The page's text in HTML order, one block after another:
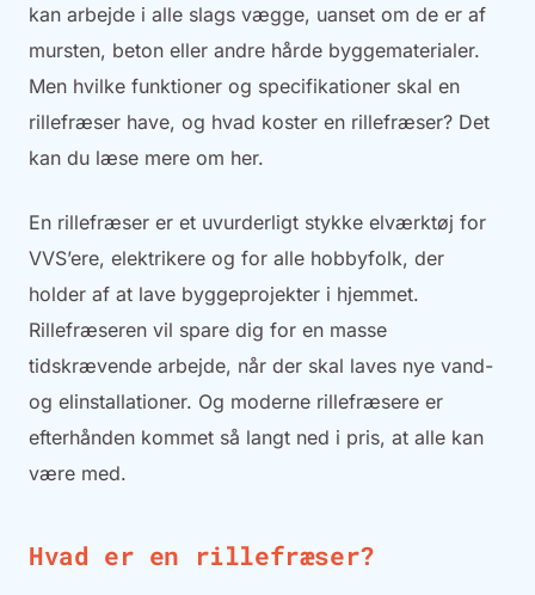
kan arbejde i alle slags vægge, uanset om de er af
mursten, beton eller andre hårde byggematerialer.
Men hvilke funktioner og specifikationer skal en
rillefræser have, og hvad koster en rillefræser? Det
kan du læse mere om her.
En rillefræser er et uvurderligt stykke elværktøj for
VVS’ere, elektrikere og for alle hobbyfolk, der
holder af at lave byggeprojekter i hjemmet.
Rillefræseren vil spare dig for en masse
tidskrævende arbejde, når der skal laves nye vand-
og elinstallationer. Og moderne rillefræsere er
efterhånden kommet så langt ned i pris, at alle kan
være med.
Hvad er en rillefræser?